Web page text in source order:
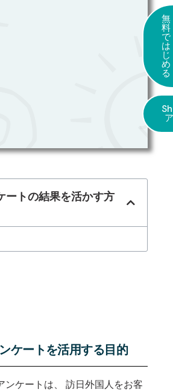
無
料
で
は
じ
め
る
ートの結果を活かす方
ケートを活用する目的
ンケートは、 訪日外国人をお客